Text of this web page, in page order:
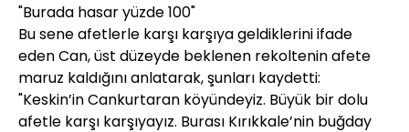
"Burada hasar yüzde 100"
Bu sene afetlerle karşı karşıya geldiklerini ifade
eden Can, üst düzeyde beklenen rekoltenin afete
maruz kaldığını anlatarak, şunları kaydetti:
"Keskin’in Cankurtaran köyündeyiz. Büyük bir dolu
afetle karşı karşıyayız. Burası Kırıkkale’nin buğday